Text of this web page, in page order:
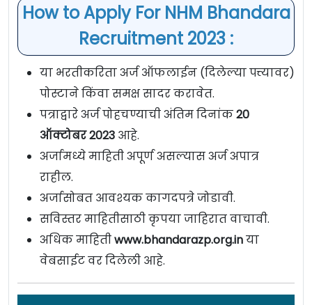
How to Apply For NHM Bhandara
Recruitment 2023 :
या भरतीकरिता अर्ज ऑफलाईन (दिलेल्या पत्त्यावर)
पोस्टाने किंवा समक्ष सादर करावेत.
पत्राद्वारे अर्ज पोहचण्याची अंतिम दिनांक20
ऑक्टोबर 2023 आहे.
अर्जामध्ये माहिती अपूर्ण असल्यास अर्ज अपात्र
राहील.
अर्जासोबत आवश्यक कागदपत्रे जोडावी.
सविस्तर माहितीसाठी कृपया जाहिरात वाचावी.
अधिक माहितीwww.bhandarazp.org.inया
वेबसाईट वर दिलेली आहे.